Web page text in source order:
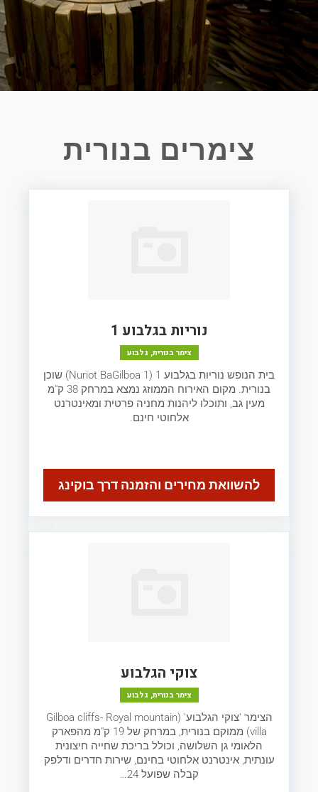
צימרים בנורית
נוריות בגלבוע 1
צימר בנורית, גלבוע
בית הנופש נוריות בגלבוע 1 (Nuriot BaGilboa 1) שוכן
בנורית. מקום האירוח הממוזג נמצא במרחק 38 ק"מ
מעין גב, ותוכלו ליהנות מחניה פרטית ומאינטרנט
אלחוטי חינם.
להשוואת מחירים והזמנה דרך בוקינג
צוקי הגלבוע
צימר בנורית, גלבוע
הצימר 'צוקי הגלבוע' (Gilboa cliffs- Royal mountain
villa) ממוקם בנורית, במרחק של 19 ק"מ מהפארק
הלאומי גן השלושה, וכולל בריכת שחייה חיצונית
עונתית, אינטרנט אלחוטי בחינם, שירות חדרים ודלפק
קבלה שפועל 24…